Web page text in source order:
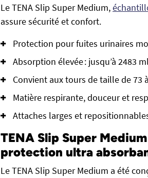
Le TENA Slip Super Medium,
assure sécurité et confort.
Protection pour fuites urinaires
Absorption élevée : jusqu’à 2483 ml
Convient aux tours de taille de 73
Matière respirante, douceur et
Attaches larges et
TENA Slip Super
protection ultra
Le TENA Slip Super Medium a été